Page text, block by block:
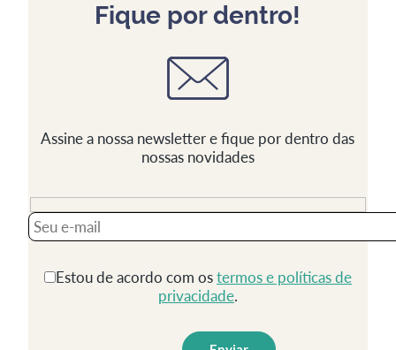
Fique por dentro!
Assine a nossa newsletter e fique por dentro das
nossas novidades
Estou de acordo com ostermos e políticas de
privacidade.